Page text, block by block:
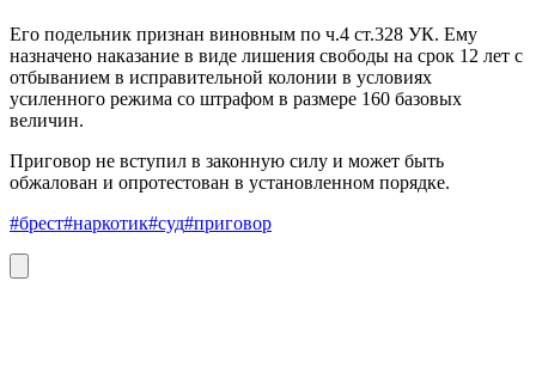
Его подельник признан виновным по ч.4 ст.328 УК. Ему
назначено наказание в виде лишения свободы на срок 12 лет с
отбыванием в исправительной колонии в условиях
усиленного режима со штрафом в размере 160 базовых
величин.
Приговор не вступил в законную силу и может быть
обжалован и опротестован в установленном порядке.
#брест#наркотик#суд#приговор